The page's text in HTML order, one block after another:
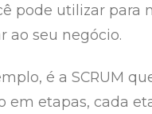
pode utilizar para
ao seu negócio.
é a SCRUM
em etapas, cada